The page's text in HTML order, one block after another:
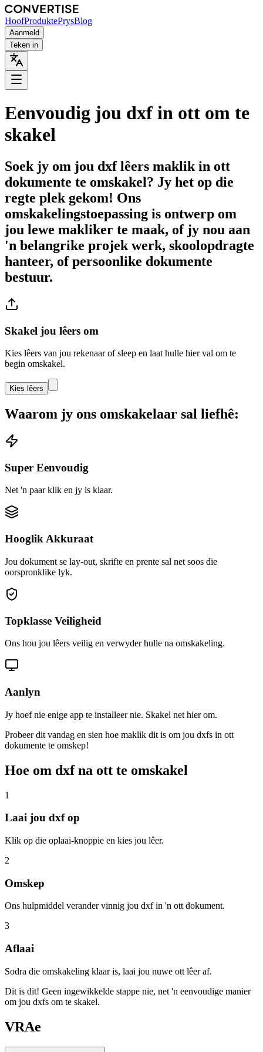
HoofProduktePrysBlog
Aanmeld
Teken in
Eenvoudig jou dxf in ott om te
skakel
Soek jy om jou dxf lêers maklik in ott
dokumente te omskakel? Jy het op die
regte plek gekom! Ons
omskakelingstoepassing is ontwerp om
jou lewe makliker te maak, of jy nou aan
'n belangrike projek werk, skoolopdragte
hanteer, of persoonlike dokumente
bestuur.
Skakel jou lêers om
Kies lêers van jou rekenaar of sleep en laat hulle hier val om te
begin omskakel.
Kies lêers
Waarom jy ons omskakelaar sal liefhê:
Super Eenvoudig
Net 'n paar klik en jy is klaar.
Hooglik Akkuraat
Jou dokument se lay-out, skrifte en prente sal net soos die
oorspronklike lyk.
Topklasse Veiligheid
Ons hou jou lêers veilig en verwyder hulle na omskakeling.
Aanlyn
Jy hoef nie enige app te installeer nie. Skakel net hier om.
Probeer dit vandag en sien hoe maklik dit is om jou dxfs in ott
dokumente te omskep!
Hoe om dxf na ott te omskakel
1
Laai jou dxf op
Klik op die oplaai-knoppie en kies jou lêer.
2
Omskep
Ons hulpmiddel verander vinnig jou dxf in 'n ott dokument.
3
Aflaai
Sodra die omskakeling klaar is, laai jou nuwe ott lêer af.
Dit is dit! Geen ingewikkelde stappe nie, net 'n eenvoudige manier
om jou dxfs om te skakel.
VRAe